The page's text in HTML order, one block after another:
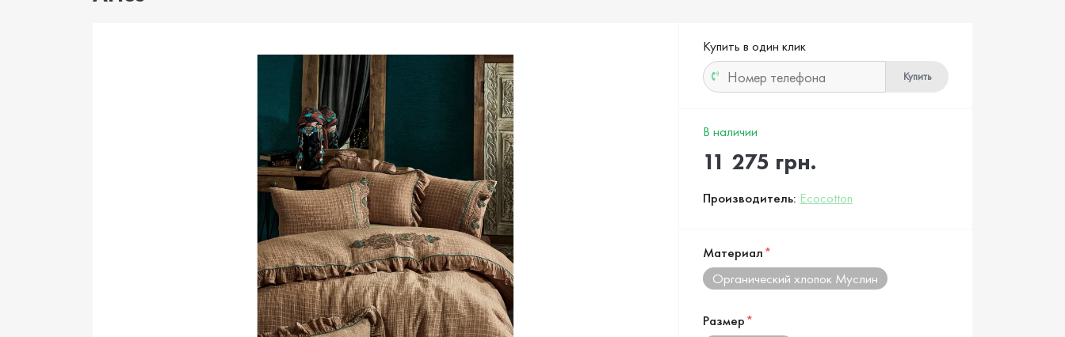
Купить в один клик
Купить
В наличии
11 275 грн.
Производитель: Ecocotton
Материал*
Органический хлопок Муслин
Размер*